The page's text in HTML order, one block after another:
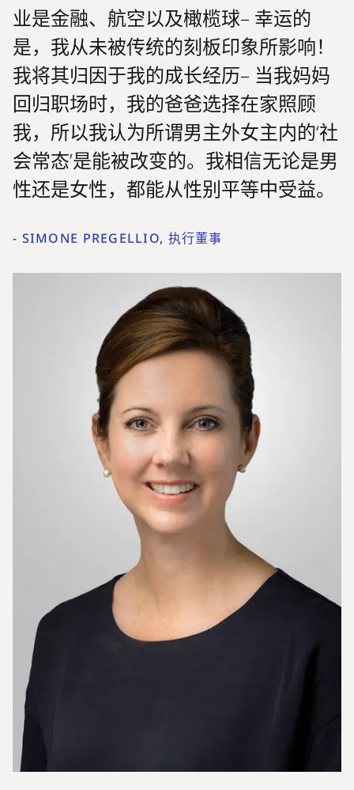
业是金融、航空以及橄榄球– 幸运的
是，我从未被传统的刻板印象所影响！
我将其归因于我的成长经历– 当我妈妈
回归职场时，我的爸爸选择在家照顾
我，所以我认为所谓男主外女主内的‘社
会常态’是能被改变的。我相信无论是男
性还是女性，都能从性别平等中受益。
- SIMONE PREGELLIO, 执行董事